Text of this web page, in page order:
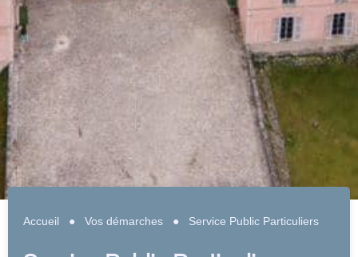
Accueil ● Vos démarches● Service Public Particuliers